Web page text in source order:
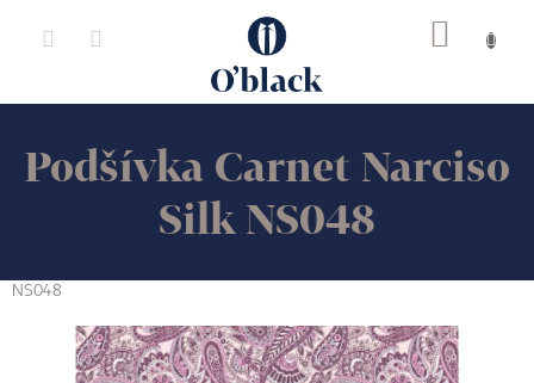
Podšívka Carnet Narciso
Silk NS048
NS048